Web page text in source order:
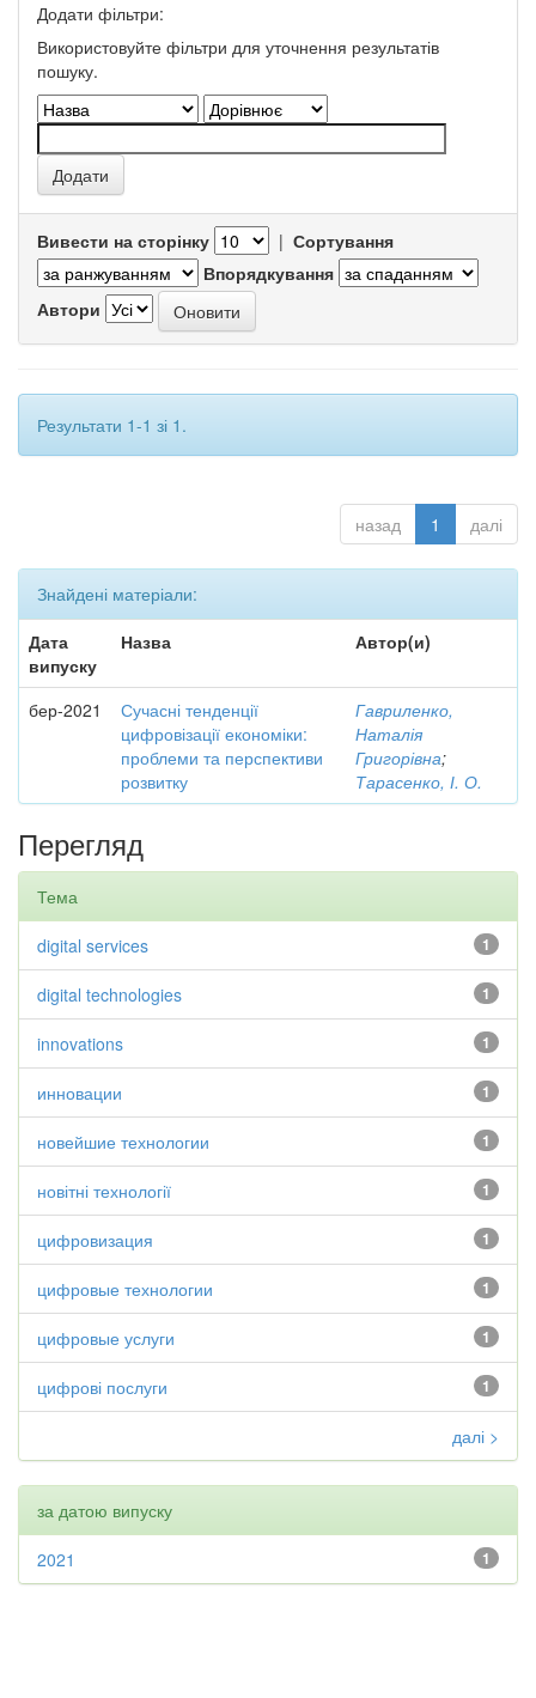
Додати фільтри:
Використовуйте фільтри для уточнення результатів
пошуку.
Вивести на сторінку | Сортування
Впорядкування
Автори
Результати 1-1 зі 1.
назад 1 далі
Знайдені матеріали:
Дата
випуску
Назва Автор(и)
бер-2021
Сучасні тенденції
цифровізації економіки:
проблеми та перспективи
розвитку
Гавриленко,
Наталія
Григорівна;
Тарасенко, І. О.
Перегляд
Тема
1
digital services
1
digital technologies
1
innovations
1
инновации
1
новейшие технологии
1
новітні технології
1
цифровизация
1
цифровые технологии
1
цифровые услуги
1
цифрові послуги
далі >
за датою випуску
1
2021